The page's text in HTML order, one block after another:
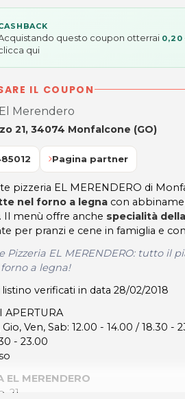
questo coupon otterrai 0,20
qui
IL COUPON
Merendero
21, 34074 Monfalcone (GO)
Pagina partner
pizzeria EL MERENDERO di
nel forno a legna con
Il menù offre anche specialità
per pranzi e cene in famiglia e
Pizzeria EL MERENDERO: tutto il
a legna!
listino verificati in data 28/02/2018
APERTURA
Ven, Sab: 12.00 - 14.00 / 18.30 -
- 23.00
EL MERENDERO
21